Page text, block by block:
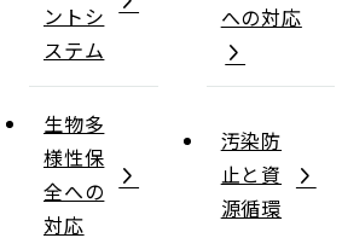
ントシ
ステム
への対応
生物多
様性保
全への
対応
汚染防
止と資
源循環